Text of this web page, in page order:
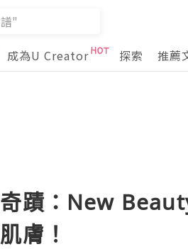
成為U Creator 探索 推薦
蹟：New
膚！